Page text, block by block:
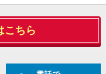
こちら